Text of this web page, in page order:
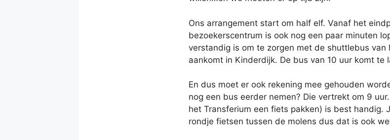
Ons arrangement start om half elf. Vanaf het
bezoekerscentrum is ook nog een paar minuten
verstandig is om te zorgen met de shuttlebus
aankomt in Kinderdijk. De bus van 10 uur komt
En dus moet er ook rekening mee gehouden
nog een bus eerder nemen? Die vertrekt om 9
het Transferium een fiets pakken) is best handig.
rondje fietsen tussen de molens dus dat is ook